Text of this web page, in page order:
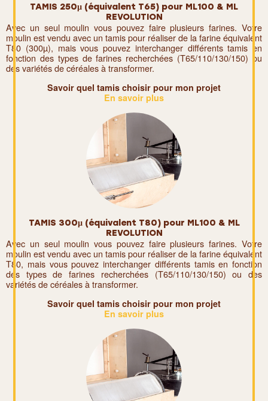
TAMIS 250µ (équivalent T65) pour ML100 & ML
REVOLUTION
Avec un seul moulin vous pouvez faire plusieurs farines. Votre
moulin est vendu avec un tamis pour réaliser de la farine équivalent
T80 (300µ), mais vous pouvez interchanger différents tamis en
fonction des types de farines recherchées (T65/110/130/150) ou
des variétés de céréales à transformer.
Savoir quel tamis choisir pour mon projet
En savoir plus
TAMIS 300µ (équivalent T80) pour ML100 & ML
REVOLUTION
Avec un seul moulin vous pouvez faire plusieurs farines. Votre
moulin est vendu avec un tamis pour réaliser de la farine équivalent
T80, mais vous pouvez interchanger différents tamis en fonction
des types de farines recherchées (T65/110/130/150) ou des
variétés de céréales à transformer.
Savoir quel tamis choisir pour mon projet
En savoir plus